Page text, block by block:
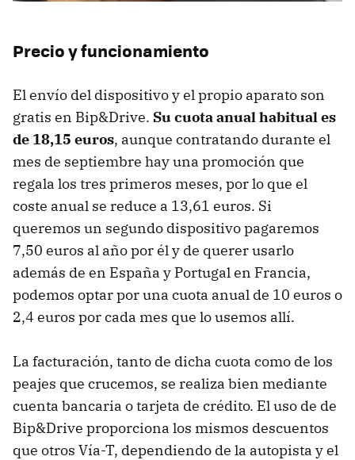
Precio y funcionamiento
El envío del dispositivo y el propio aparato son
gratis en Bip&Drive. Su cuota anual habitual es
de 18,15 euros, aunque contratando durante el
mes de septiembre hay una promoción que
regala los tres primeros meses, por lo que el
coste anual se reduce a 13,61 euros. Si
queremos un segundo dispositivo pagaremos
7,50 euros al año por él y de querer usarlo
además de en España y Portugal en Francia,
podemos optar por una cuota anual de 10 euros o
2,4 euros por cada mes que lo usemos allí.
La facturación, tanto de dicha cuota como de los
peajes que crucemos, se realiza bien mediante
cuenta bancaria o tarjeta de crédito. El uso de de
Bip&Drive proporciona los mismos descuentos
que otros Vía-T, dependiendo de la autopista y el